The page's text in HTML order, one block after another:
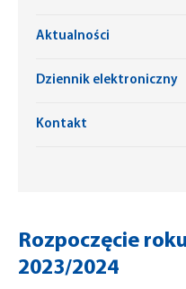
Aktualności
Dziennik elektroniczny
Kontakt
Rozpoczęcie
2023/2024